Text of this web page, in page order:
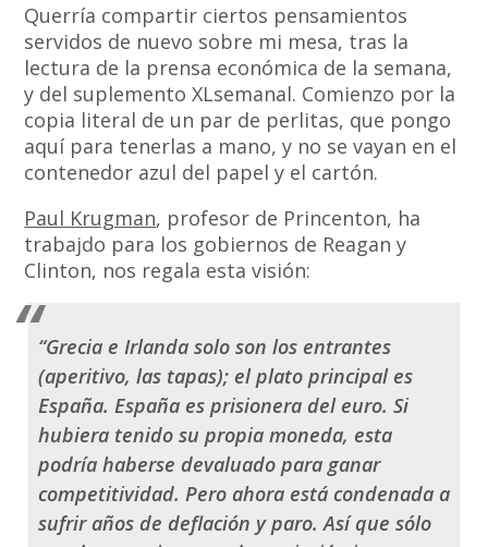
Querría compartir ciertos pensamientos
servidos de nuevo sobre mi mesa, tras la
lectura de la prensa económica de la semana,
y del suplemento XLsemanal. Comienzo por la
copia literal de un par de perlitas, que pongo
aquí para tenerlas a mano, y no se vayan en el
contenedor azul del papel y el cartón.
Paul Krugman, profesor de Princenton, ha
trabajdo para los gobiernos de Reagan y
Clinton, nos regala esta visión:
“Grecia e Irlanda solo son los entrantes
(aperitivo, las tapas); el plato principal es
España. España es prisionera del euro. Si
hubiera tenido su propia moneda, esta
podría haberse devaluado para ganar
competitividad. Pero ahora está condenada a
sufrir años de deflación y paro. Así que sólo